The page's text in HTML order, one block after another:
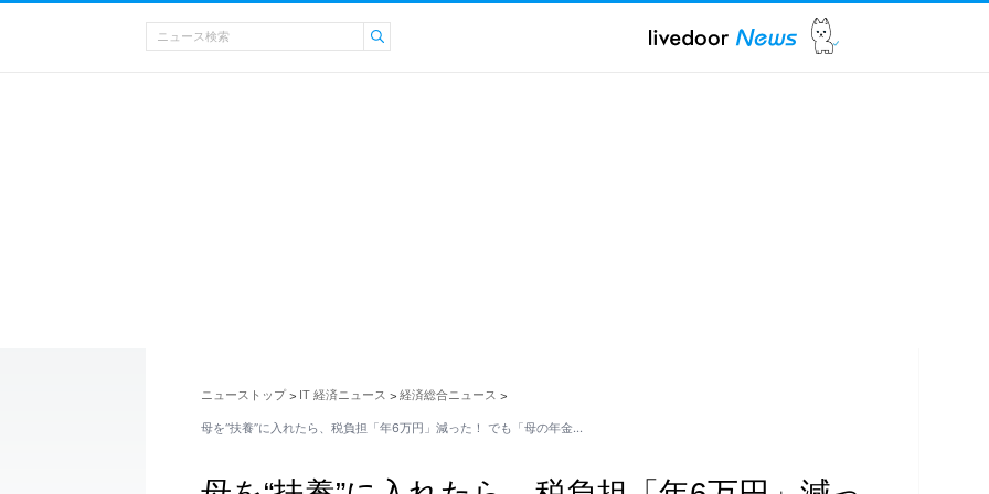
ニューストップ > IT 経済ニュース > 経済総合ニュース >
母を“扶養”に入れたら、税負担「年6万円」減った！ でも「母の年金…